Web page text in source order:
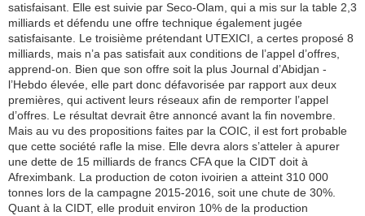
satisfaisant. Elle est suivie par Seco-Olam, qui a mis sur la table 2,3
milliards et défendu une offre technique également jugée
satisfaisante. Le troisième prétendant UTEXICI, a certes proposé 8
milliards, mais n’a pas satisfait aux conditions de l’appel d’offres,
apprend-on. Bien que son offre soit la plus Journal d’Abidjan -
l’Hebdo élevée, elle part donc défavorisée par rapport aux deux
premières, qui activent leurs réseaux afin de remporter l’appel
d’offres. Le résultat devrait être annoncé avant la fin novembre.
Mais au vu des propositions faites par la COIC, il est fort probable
que cette société rafle la mise. Elle devra alors s’atteler à apurer
une dette de 15 milliards de francs CFA que la CIDT doit à
Afreximbank. La production de coton ivoirien a atteint 310 000
tonnes lors de la campagne 2015-2016, soit une chute de 30%.
Quant à la CIDT, elle produit environ 10% de la production